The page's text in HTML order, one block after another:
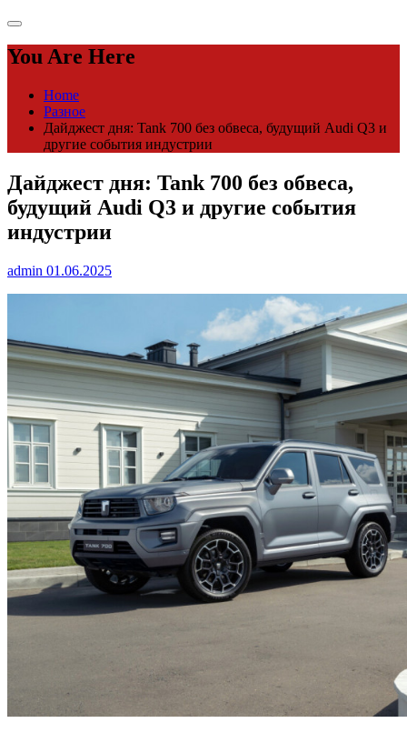
You Are Here
Home
Разное
Дайджест дня: Tank 700 без обвеса, будущий Audi Q3 и
другие события индустрии
Дайджест дня: Tank 700 без обвеса,
будущий Audi Q3 и другие события
индустрии
admin 01.06.2025